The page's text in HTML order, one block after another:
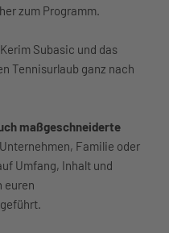
zum Programm.
Subasic und das
Tennisurlaub ganz nach
maßgeschneiderte
Familie oder
Umfang, Inhalt und
euren